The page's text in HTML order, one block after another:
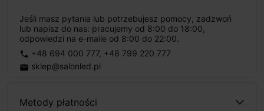
Jeśli masz pytania lub potrzebujesz pomocy, zadzwoń
lub napisz do nas: pracujemy od 8:00 do 18:00,
odpowiedzi na e-maile od 8:00 do 22:00.
phone +48 694 000 777, +48 799 220 777
email sklep@salonled.pl
Metody płatności